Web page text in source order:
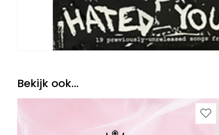
Bekijk ook...